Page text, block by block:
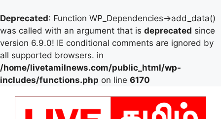
Deprecated: Function WP_Dependencies->add_data()
was called with an argument that is deprecated since
version 6.9.0! IE conditional comments are ignored by
all supported browsers. in
/home/livetamilnews.com/public_html/wp-
includes/functions.php on line 6170